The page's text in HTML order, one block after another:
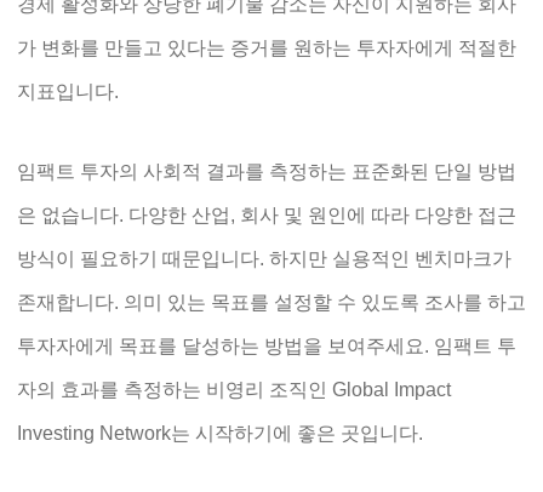
경제 활성화와 상당한 폐기물 감소는 자신이 지원하는 회사
가 변화를 만들고 있다는 증거를 원하는 투자자에게 적절한
지표입니다.
임팩트 투자의 사회적 결과를 측정하는 표준화된 단일 방법
은 없습니다. 다양한 산업, 회사 및 원인에 따라 다양한 접근
방식이 필요하기 때문입니다. 하지만 실용적인 벤치마크가
존재합니다. 의미 있는 목표를 설정할 수 있도록 조사를 하고
투자자에게 목표를 달성하는 방법을 보여주세요. 임팩트 투
자의 효과를 측정하는 비영리 조직인 Global Impact
Investing Network는 시작하기에 좋은 곳입니다.